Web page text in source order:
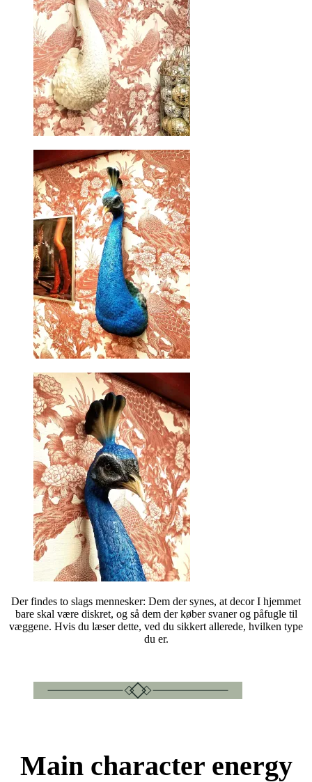
Der findes to slags mennesker: Dem der synes, at decor I hjemmet
bare skal være diskret, og så dem der køber svaner og påfugle til
væggene. Hvis du læser dette, ved du sikkert allerede, hvilken type
du er.
Main character energy